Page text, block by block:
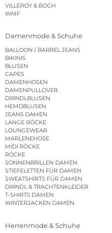
VILLEROY & BOCH
WMF
Damenmode & Schuhe
BALLOON / BARREL JEANS
BIKINIS
BLUSEN
CAPES
DAMENHOSEN
DAMENPULLOVER
DIRNDLBLUSEN
HEMDBLUSEN
JEANS DAMEN
LANGE RÖCKE
LOUNGEWEAR
MARLENEHOSE
MIDI RÖCKE
RÖCKE
SONNENBRILLEN DAMEN
STIEFELETTEN FÜR DAMEN
SWEATSHIRTS FÜR DAMEN
DIRNDL & TRACHTENKLEIDER
T-SHIRTS DAMEN
WINTERJACKEN DAMEN
Herrenmode & Schuhe